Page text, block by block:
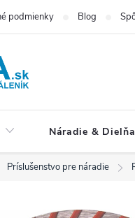
podmienky Blog
Náradie & Dielňa
Príslušenstvo pre náradie